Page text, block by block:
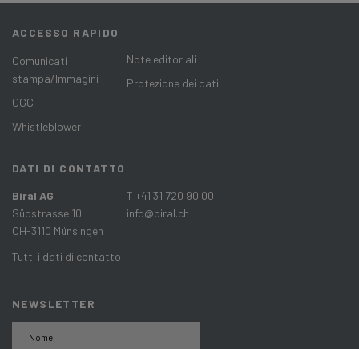
ACCESSO RAPIDO
Comunicati
stampa/Immagini
CGC
Whistleblower
Note editoriali
Protezione dei dati
DATI DI CONTATTO
Biral AG
Südstrasse 10
CH-3110 Münsingen
Tutti i dati di contatto
T +41 31 720 90 00
info@biral.ch
NEWSLETTER